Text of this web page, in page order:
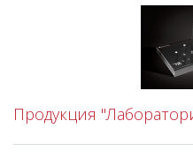
Продукция